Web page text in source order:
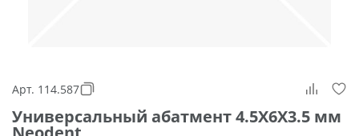
Арт. 114.587
Универсальный абатмент 4.5X6X3.5 мм